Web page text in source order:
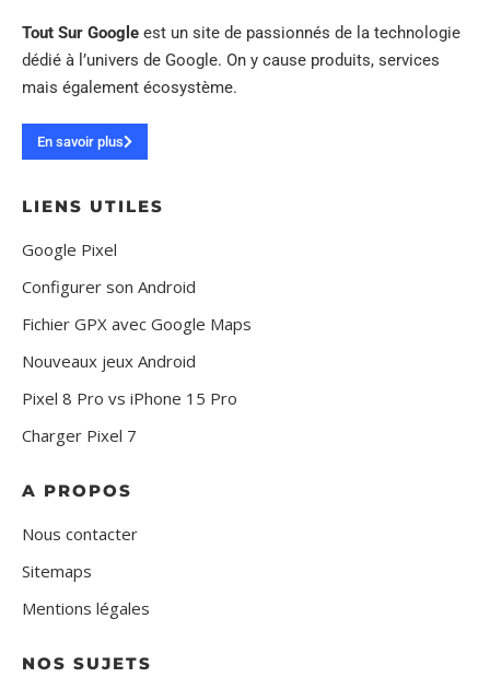
Tout Sur Google est un site de passionnés de la technologie
dédié à l’univers de Google. On y cause produits, services
mais également écosystème.
En savoir plus
LIENS UTILES
Google Pixel
Configurer son Android
Fichier GPX avec Google Maps
Nouveaux jeux Android
Pixel 8 Pro vs iPhone 15 Pro
Charger Pixel 7
A PROPOS
Nous contacter
Sitemaps
Mentions légales
NOS SUJETS